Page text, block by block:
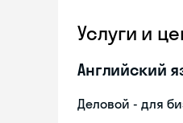
Услуги и
Английский
Деловой - для